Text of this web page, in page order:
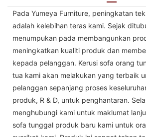
Pada Yumeya Furniture, peningkatan
adalah kelebihan teras kami. Sejak
menumpukan pada membangunkan
meningkatkan kualiti produk dan
kepada pelanggan. Kerusi sofa orang
tua kami akan melakukan yang terbaik
pelanggan sepanjang proses
produk, R & D, untuk penghantaran.
menghubungi kami untuk maklumat
sofa tunggal produk baru kami untuk